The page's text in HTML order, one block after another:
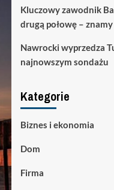
Kluczowy zawodnik
drugą połowę –
Nawrocki wyprzedza
najnowszym sondażu
Kategorie
Biznes i ekonomia
Dom
Firma